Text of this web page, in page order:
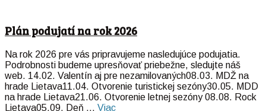
Plán podujatí na rok 2026
Na rok 2026 pre vás pripravujeme nasledujúce podujatia.
Podrobnosti budeme upresňovať priebežne, sledujte náš
web. 14.02. Valentín aj pre nezamilovaných08.03. MDŽ na
hrade Lietava11.04. Otvorenie turistickej sezóny30.05. MDD
na hrade Lietava21.06. Otvorenie letnej sezóny 08.08. Rock
Lietava05.09. Deň ... Viac